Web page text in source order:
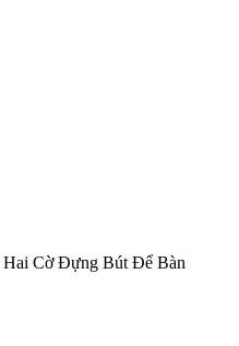
Cờ Đựng Bút Để Bàn